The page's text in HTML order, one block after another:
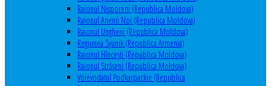
Raionul Nisporeni (Republica Moldova)
Raionul Anenii Noi (Republica Moldova)
Raionul Ungheni (Republica Moldova)
Regiunea Syunik (Republica Armenia)
Raionul Hîncești (Republica Moldova)
Raionul Străşeni (Republica Moldova)
Voievodatul Podkarpackie (Republica